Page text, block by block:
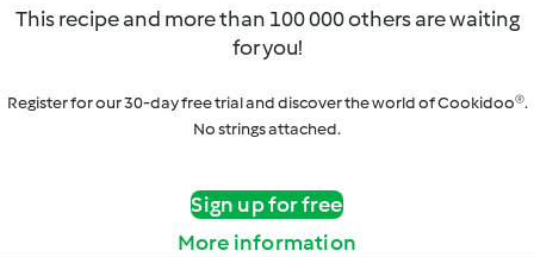
This recipe and more than 100 000 others are waiting
for you!
Register for our 30-day free trial and discover the world of Cookidoo®.
No strings attached.
Sign up for free
More information